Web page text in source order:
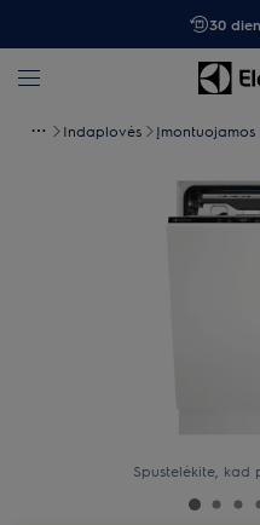
30
Indaplovės
Spustelėkite, kad